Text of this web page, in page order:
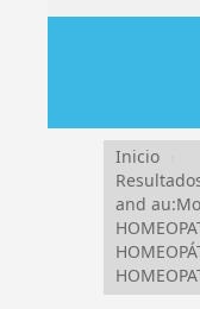
Inicio
and